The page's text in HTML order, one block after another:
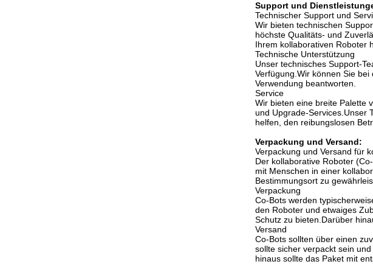
Support und
Technischer Support und
Wir bieten technischen
höchste Qualitäts- und
Ihrem kollaborativen Roboter
Technische Unterstützung
Unser technisches Support-
Verfügung.Wir können Sie
Verwendung beantworten.
Service
Wir bieten eine breite Palette
und Upgrade-Services.Unser
helfen, den reibungslosen
Verpackung und Versand:
Verpackung und Versand für
Der kollaborative Roboter
mit Menschen in einer
Bestimmungsort zu
Verpackung
Co-Bots werden
den Roboter und etwaiges
Schutz zu bieten.Darüber
Versand
Co-Bots sollten über einen
sollte sicher verpackt sein
hinaus sollte das Paket mit